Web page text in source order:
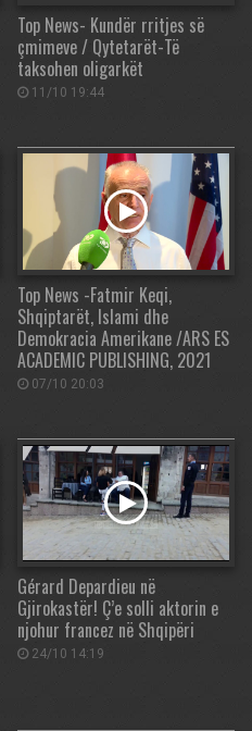
Top News- Kundër rritjes së
çmimeve / Qytetarët-Të
taksohen oligarkët
11/10 19:44
Top News -Fatmir Keqi,
Shqiptarët, Islami dhe
Demokracia Amerikane /ARS ES
ACADEMIC PUBLISHING, 2021
07/10 20:03
Gérard Depardieu në
Gjirokastër! Ç’e solli aktorin e
njohur francez në Shqipëri
24/10 14:19